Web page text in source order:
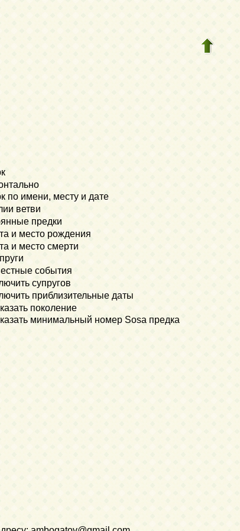
по имени, месту и дате
ветви
предки
и место рождения
и место смерти
события
супругов
приблизительные даты
поколение
минимальный номер Sosa предка